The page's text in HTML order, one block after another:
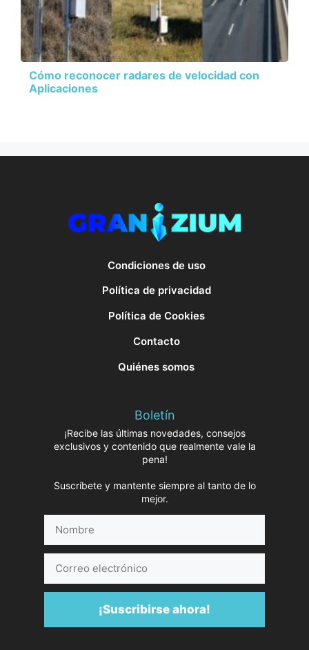
Cómo reconocer radares de velocidad con
Aplicaciones
Condiciones de uso
Política de privacidad
Política de Cookies
Contacto
Quiénes somos
Boletín
¡Recibe las últimas novedades, consejos
exclusivos y contenido que realmente vale la
pena!
Suscríbete y mantente siempre al tanto de lo
mejor.
electrónico
¡Suscribirse ahora!